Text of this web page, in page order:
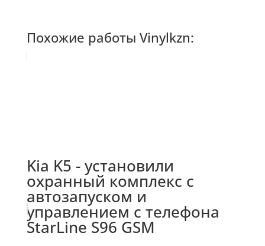
Похожие работы Vinylkzn:
Kia K5 - установили
охранный комплекс с
автозапуском и
управлением с телефона
StarLine S96 GSM